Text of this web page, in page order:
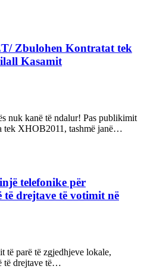
Zbulohen Kontratat tek
Kasamit
nuk kanë të ndalur! Pas publikimit
tek XHOB2011, tashmë janë…
telefonike për
të drejtave të votimit në
të parë të zgjedhjeve lokale,
të drejtave të…